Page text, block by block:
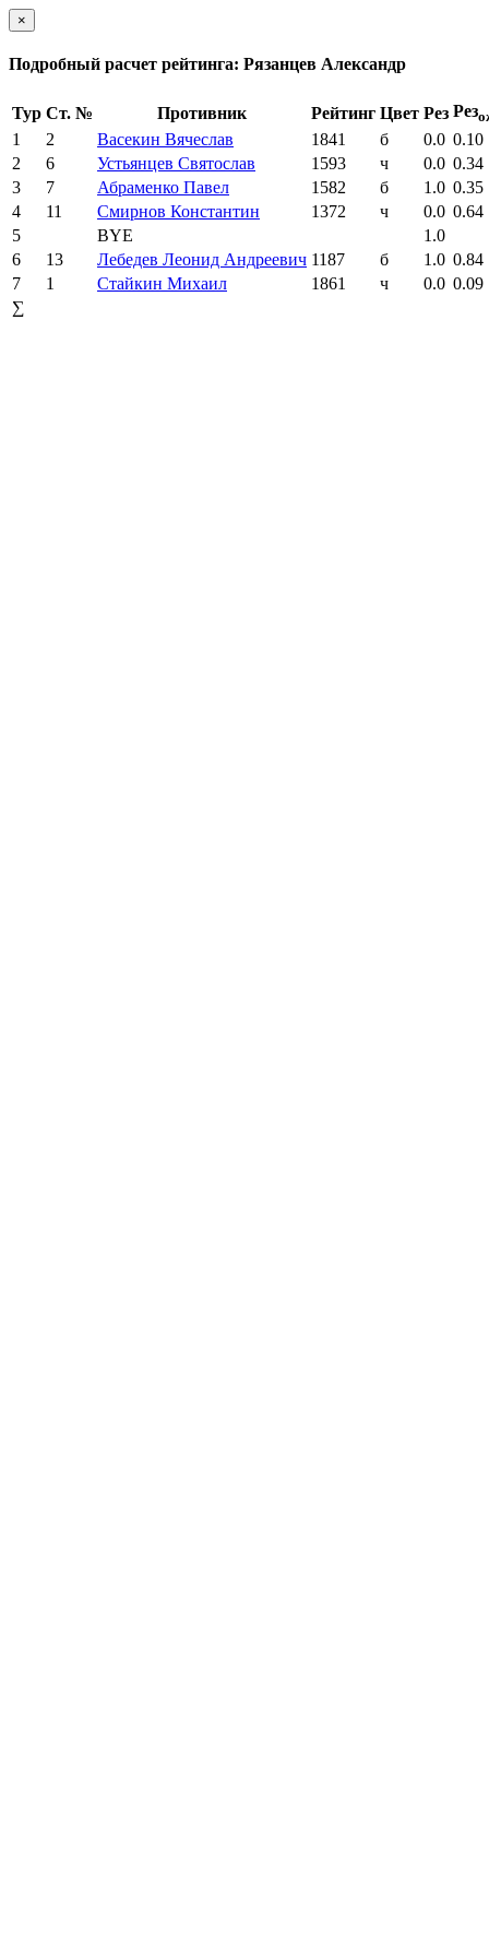
×
Подробный расчет рейтинга: Рязанцев Александр
Тур Ст. № Противник Рейтинг Цвет Рез Рез
1 2 Васекин Вячеслав 1841 б 0.0 0.10
2
6 Устьянцев Святослав 1593 ч 0.0 0.34
3
7 Абраменко Павел 1582 б 1.0 0.35
4
11 Смирнов Константин 1372 ч 0.0 0.64
5
BYE
1.0
6
13 Лебедев Леонид Андреевич 1187 б 1.0 0.84
7
1 Стайкин Михаил 1861 ч 0.0 0.09
∑